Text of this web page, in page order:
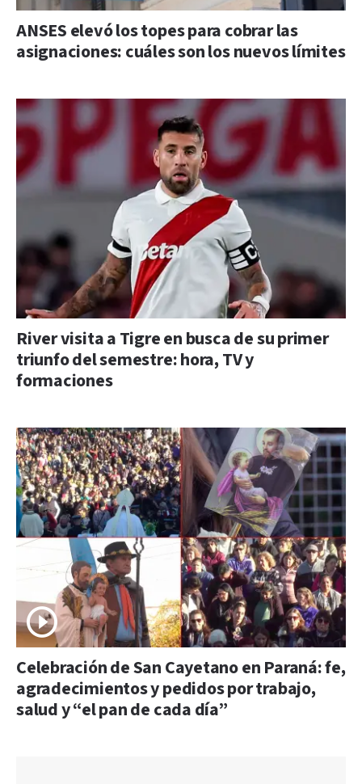
ANSES elevó los topes para cobrar las
asignaciones: cuáles son los nuevos límites
River visita a Tigre en busca de su primer
triunfo del semestre: hora, TV y
formaciones
Celebración de San Cayetano en Paraná: fe,
agradecimientos y pedidos por trabajo,
salud y “el pan de cada día”